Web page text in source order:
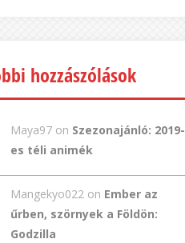
hozzászólások
Maya97 on Szezonajánló: 2019-
es téli animék
Mangekyo022 on Ember az
űrben, szörnyek a Földön:
Godzilla